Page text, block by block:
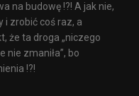
na budowę !?! A jak nie,
i zrobić coś raz, a
że ta droga „niczego
zmaniła”, bo
!?!